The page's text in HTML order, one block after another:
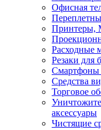
Офисная
Принтеры,
Расходные
Резаки для
Смартфоны
Средства
Торговое
аксессуары
Чистящие